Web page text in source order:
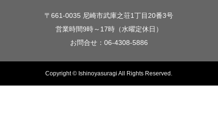
〒661-0035 尼崎市武庫之荘1丁目20番3号
営業時間9時～17時（水曜定休日）
お問合せ：06-4308-5886
Copyright © Ishinoyasuragi All Rights Reserved.